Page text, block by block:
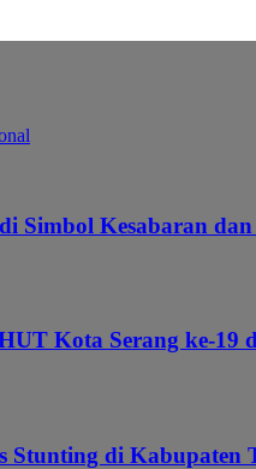
Simbol Kesabaran
Kota Serang ke-19
Stunting di Kabupaten